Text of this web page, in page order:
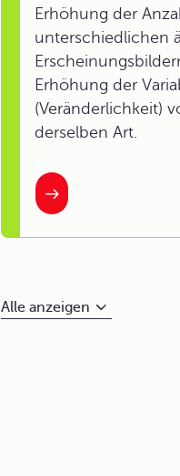
Erhöhung der
unterschiedlichen
Erhöhung der
(Veränderlichkeit)
derselben Art.
Alle anzeigen